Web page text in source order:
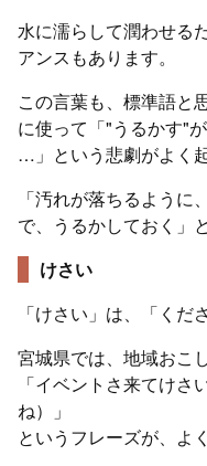
水に濡らして潤わせる
アンスもあります。
この言葉も、標準語と
に使って「"うるかす"
…」という悲劇がよく
「汚れが落ちるよう
で、うるかしておく」
けさい
「けさい」は、「くだ
宮城県では、地域おこ
「イベントさ来てけ
ね）」
というフレーズが、よ